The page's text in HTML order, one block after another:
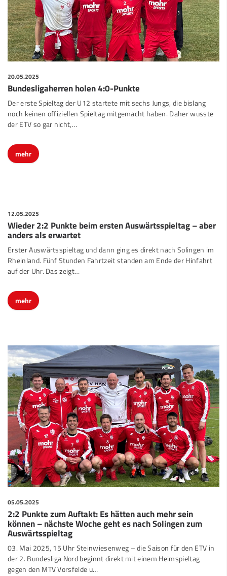
20.05.2025
Bundesligaherren holen 4:0-Punkte
Der erste Spieltag der U12 startete mit sechs Jungs, die bislang
noch keinen offiziellen Spieltag mitgemacht haben. Daher wusste
der ETV so gar nicht,…
mehr
12.05.2025
Wieder 2:2 Punkte beim ersten Auswärtsspieltag – aber
anders als erwartet
Erster Auswärtsspieltag und dann ging es direkt nach Solingen im
Rheinland. Fünf Stunden Fahrtzeit standen am Ende der Hinfahrt
auf der Uhr. Das zeigt…
mehr
05.05.2025
2:2 Punkte zum Auftakt: Es hätten auch mehr sein
können – nächste Woche geht es nach Solingen zum
Auswärtsspieltag
03. Mai 2025, 15 Uhr Steinwiesenweg – die Saison für den ETV in
der 2. Bundesliga Nord beginnt direkt mit einem Heimspieltag
gegen den MTV Vorsfelde u…